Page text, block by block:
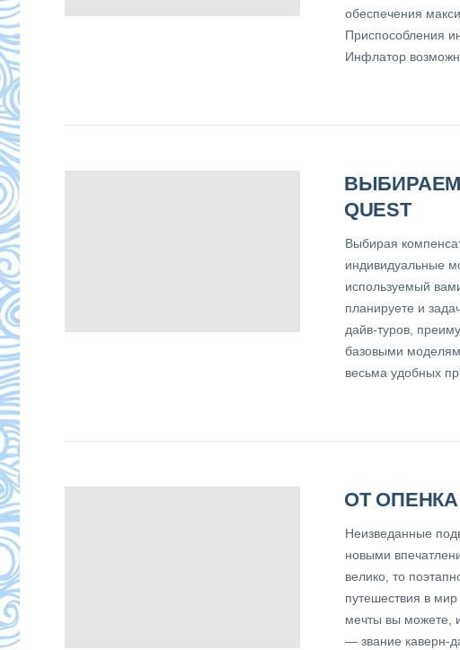
обеспечения
Приспособления
Инфлатор
ВЫБИРАЕМ
QUEST
Выбирая
индивидуальные
используемый
планируете и
дайв-туров,
базовыми
весьма удобных
ОТ
Неизведанные
новыми
велико, то
путешествия в мир
мечты вы можете,
— звание каверн-